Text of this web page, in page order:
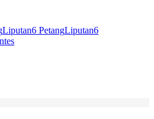
Liputan6 PetangLiputan6